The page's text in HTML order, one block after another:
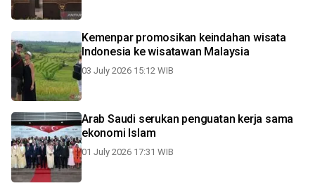
Kemenpar promosikan keindahan wisata
Indonesia ke wisatawan Malaysia
03 July 2026 15:12 WIB
Arab Saudi serukan penguatan kerja sama
ekonomi Islam
01 July 2026 17:31 WIB